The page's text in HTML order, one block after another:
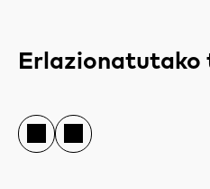
Erlazionatutako